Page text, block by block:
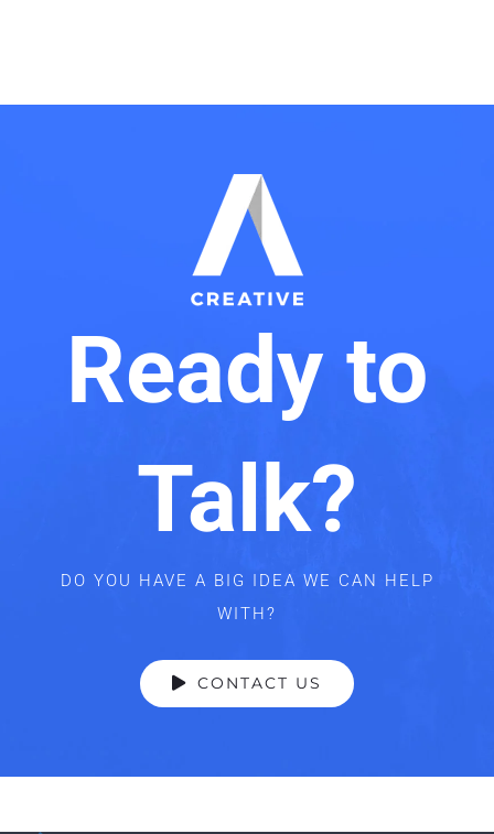
Ready to
Talk?
DO YOU HAVE A BIG IDEA WE CAN HELP
WITH?
CONTACT US